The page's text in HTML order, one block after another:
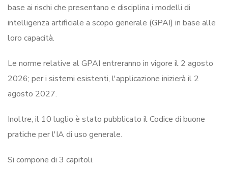
base ai rischi che presentano e disciplina i modelli di
intelligenza artificiale a scopo generale (GPAI) in base alle
loro capacità.
Le norme relative al GPAI entreranno in vigore il 2 agosto
2026; per i sistemi esistenti, l'applicazione inizierà il 2
agosto 2027.
Inoltre, il 10 luglio è stato pubblicato il Codice di buone
pratiche per l'IA di uso generale.
Si compone di 3 capitoli.